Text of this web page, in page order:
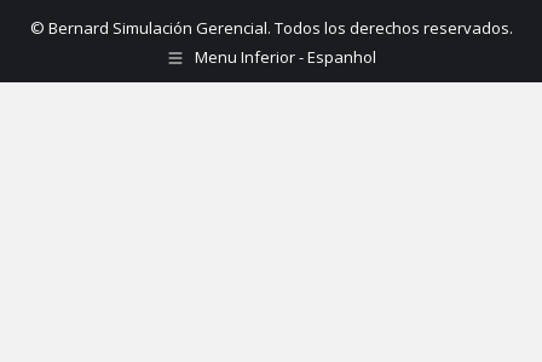
© Bernard Simulación Gerencial. Todos los derechos reservados.
Menu Inferior - Espanhol